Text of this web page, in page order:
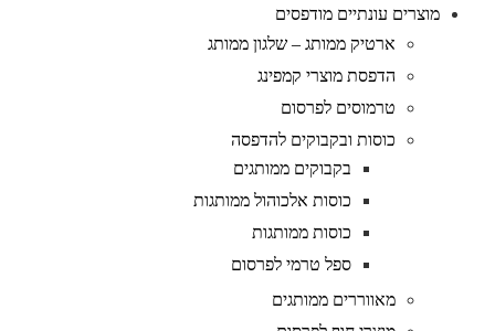
מוצרים עונתיים מודפסים
ארטיק ממותג – שלגון ממותג
הדפסת מוצרי קמפינג
טרמוסים לפרסום
כוסות ובקבוקים להדפסה
בקבוקים ממותגים
כוסות אלכוהול ממותגות
כוסות ממותגות
ספל טרמי לפרסום
מאווררים ממותגים